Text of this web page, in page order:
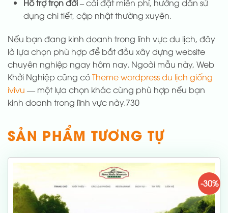
Hỗ trợ trọn đời– cài đặt miễn phí, hướng dẫn sử
dụng chi tiết, cập nhật thường xuyên.
Nếu bạn đang kinh doanh trong lĩnh vực du lịch, đây
là lựa chọn phù hợp để bắt đầu xây dựng website
chuyên nghiệp ngay hôm nay. Ngoài mẫu này, Web
Khởi Nghiệp cũng cóTheme wordpress du lịch giống
ivivu — một lựa chọn khác cùng phù hợp nếu bạn
kinh doanh trong lĩnh vực này.730
SẢN PHẨM TƯƠNG TỰ
-30%